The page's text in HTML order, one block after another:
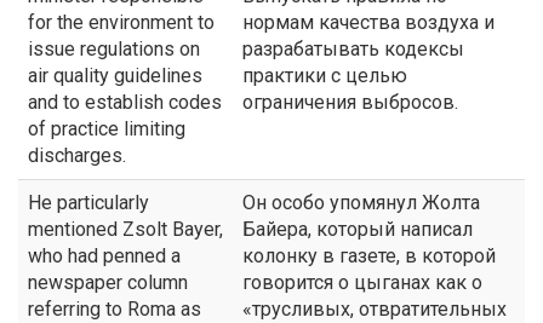
for the environment to
issue regulations on
air quality guidelines
and to establish codes
of practice limiting
discharges.
нормам качества воздуха и
разрабатывать кодексы
практики с целью
ограничения выбросов.
He particularly
mentioned Zsolt Bayer,
who had penned a
newspaper column
referring to Roma as
Он особо упомянул Жолта
Байера, который написал
колонку в газете, в которой
говорится о цыганах как о
«трусливых, отвратительных